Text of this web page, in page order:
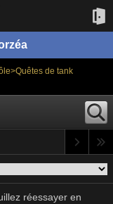
de tank
réessayer en